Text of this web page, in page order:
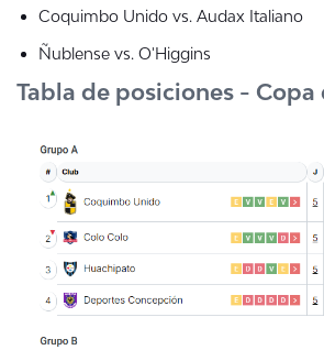
Coquimbo Unido vs. Audax Italiano
Ñublense vs. O'Higgins
Tabla de posiciones - Copa